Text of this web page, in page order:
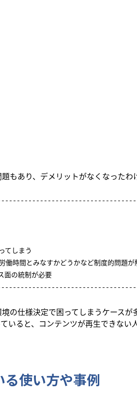
もあり、デメリットがなくなったわ
てしまう
時間とみなすかどうかなど制度的問題
面の統制が必要
の仕様決定で困ってしまうケース
いると、コンテンツが再生できな
使い方や事例